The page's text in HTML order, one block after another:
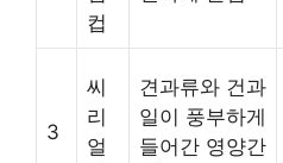
컵
3
씨
리
얼
견과류와 건과
일이 풍부하게
들어간 영양간